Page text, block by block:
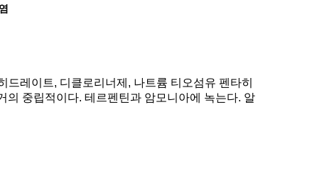
레이트, 디클로리너제, 나트륨 티오섬유 펜타히
의 중립적이다. 테르펜틴과 암모니아에 녹는다. 알